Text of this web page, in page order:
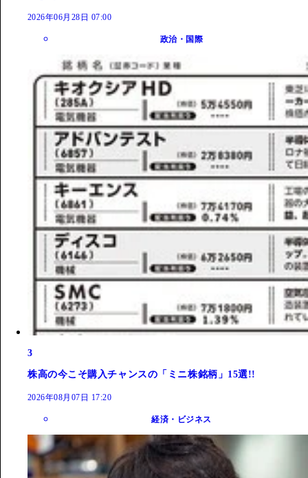
2026年06月28日 07:00
政治・国際
3
株高の今こそ購入チャンスの「ミニ株銘柄」15選!!
2026年08月07日 17:20
経済・ビジネス